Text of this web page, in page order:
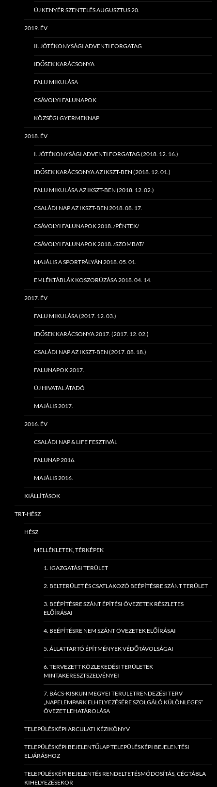
ÚJ KENYÉR SZENTELÉS AUGUSZTUS 20.
2019. ÉV
II. JÓTÉKONYSÁGI ADVENTI FORGATAG
IDŐSEK KARÁCSONYA
FALU MIKULÁSA
CSÁVOLYI FALUNAPOK
KÖZSÉGI GYERMEKNAP
2018. ÉV
I. JÓTÉKONYSÁGI ADVENTI FORGATAG (2018. 12. 16.)
IDŐSEK KARÁCSONYA AZ IKSZT-BEN (2018. 12. 01.)
FALU MIKULÁSA AZ IKSZT-BEN (2018. 12. 02.)
CSALÁDI NAP AZ IKSZT-BEN 2018. 08. 17.
CSÁVOLYI FALUNAPOK 2018. /PÉNTEK/
CSÁVOLYI FALUNAPOK 2018. /SZOMBAT/
MAJÁLIS A SPORTPÁLYÁN 2018. 05. 01.
EMLÉKTÁBLÁK KOSZORÚZÁSA 2018. 04. 14.
2017. ÉV
FALU MIKULÁSA (2017. 12. 03.)
IDŐSEK KARÁCSONYA 2017. (2017. 12. 02.)
CSALÁDI NAP AZ IKSZT-BEN (2017. 08. 18.)
FALUNAPOK 2017.
ÚJ HIVATAL ÁTADÓ
MAJÁLIS 2017.
2016. ÉV
CSALÁDI NAP & LIFE FESZTIVÁL
FALUNAP 2016.
MAJÁLIS 2016.
KIÁLLÍTÁSOK
TRT-HÉSZ
HÉSZ
MELLÉKLETEK, TÉRKÉPEK
1. IGAZGATÁSI TERÜLET
2. BELTERÜLET ÉS CSATLAKOZÓ BEÉPÍTÉSRE SZÁNT TERÜLET
3. BEÉPÍTÉSRE SZÁNT ÉPÍTÉSI ÖVEZETEK RÉSZLETES
ELŐÍRÁSAI
4. BEÉPÍTÉSRE NEM SZÁNT ÖVEZETEK ELŐÍRÁSAI
5. ÁLLATTARTÓ ÉPÍTMÉNYEK VÉDŐTÁVOLSÁGAI
6. TERVEZETT KÖZLEKEDÉSI TERÜLETEK
MINTAKERESZTSZELVÉNYEI
7. BÁCS-KISKUN MEGYEI TERÜLETRENDEZÉSI TERV
„NAPELEMPARK ELHELYEZÉSÉRE SZOLGÁLÓ KÜLÖNLEGES”
ÖVEZET LEHATÁROLÁSA
TELEPÜLÉSKÉPI ARCULATI KÉZIKÖNYV
TELEPÜLÉSKÉPI BEJELENTŐLAP TELEPÜLÉSKÉPI BEJELENTÉSI
ELJÁRÁSHOZ
TELEPÜLÉSKÉPI BEJELENTÉS RENDELTETÉSMÓDOSÍTÁS, CÉGTÁBLA
KIHELYEZÉSEKOR